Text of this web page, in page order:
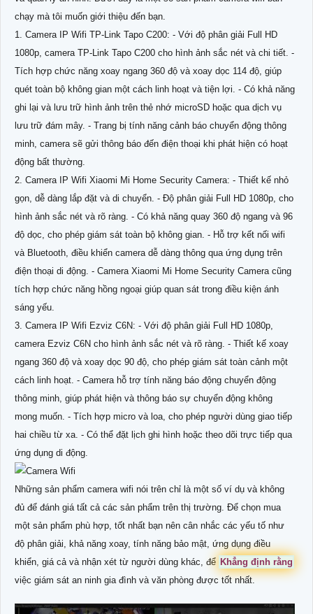
chạy mà tôi muốn giới thiệu đến bạn.
1. Camera IP Wifi TP-Link Tapo C200: - Với độ phân giải Full HD
1080p, camera TP-Link Tapo C200 cho hình ảnh sắc nét và chi tiết. -
Tích hợp chức năng xoay ngang 360 độ và xoay dọc 114 độ, giúp
quét toàn bộ không gian một cách linh hoạt và tiện lợi. - Có khả năng
ghi lại và lưu trữ hình ảnh trên thẻ nhớ microSD hoặc qua dịch vụ
lưu trữ đám mây. - Trang bị tính năng cảnh báo chuyển động thông
minh, camera sẽ gửi thông báo đến điện thoại khi phát hiện có hoạt
động bất thường.
2. Camera IP Wifi Xiaomi Mi Home Security Camera: - Thiết kế nhỏ
gọn, dễ dàng lắp đặt và di chuyển. - Độ phân giải Full HD 1080p, cho
hình ảnh sắc nét và rõ ràng. - Có khả năng quay 360 độ ngang và 96
độ dọc, cho phép giám sát toàn bộ không gian. - Hỗ trợ kết nối wifi
và Bluetooth, điều khiển camera dễ dàng thông qua ứng dụng trên
điện thoại di động. - Camera Xiaomi Mi Home Security Camera cũng
tích hợp chức năng hồng ngoại giúp quan sát trong điều kiện ánh
sáng yếu.
3. Camera IP Wifi Ezviz C6N: - Với độ phân giải Full HD 1080p,
camera Ezviz C6N cho hình ảnh sắc nét và rõ ràng. - Thiết kế xoay
ngang 360 độ và xoay dọc 90 độ, cho phép giám sát toàn cảnh một
cách linh hoạt. - Camera hỗ trợ tính năng báo động chuyển động
thông minh, giúp phát hiện và thông báo sự chuyển động không
mong muốn. - Tích hợp micro và loa, cho phép người dùng giao tiếp
hai chiều từ xa. - Có thể đặt lịch ghi hình hoặc theo dõi trực tiếp qua
ứng dụng di động.
Những sản phẩm camera wifi nói trên chỉ là một số ví dụ và không
đủ để đánh giá tất cả các sản phẩm trên thị trường. Để chọn mua
một sản phẩm phù hợp, tốt nhất bạn nên cân nhắc các yếu tố như
độ phân giải, khả năng xoay, tính năng bảo mật, ứng dụng điều
khiển, giá cả và nhận xét từ người dùng khác, để Khẳng định rằng
việc giám sát an ninh gia đình và văn phòng được tốt nhất.